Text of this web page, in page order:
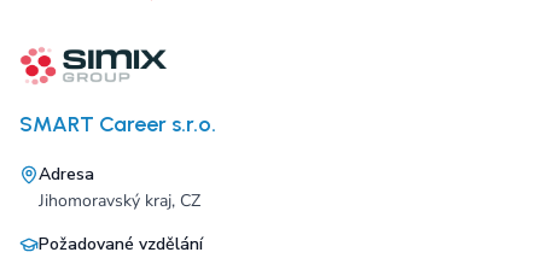
SMART Career s.r.o.
Adresa
Jihomoravský kraj, CZ
Požadované vzdělání